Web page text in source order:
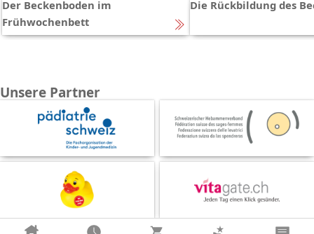
Der Beckenboden im
Frühwochenbett
Die Rückbildung des
Unsere Partner
Alle anzeigen